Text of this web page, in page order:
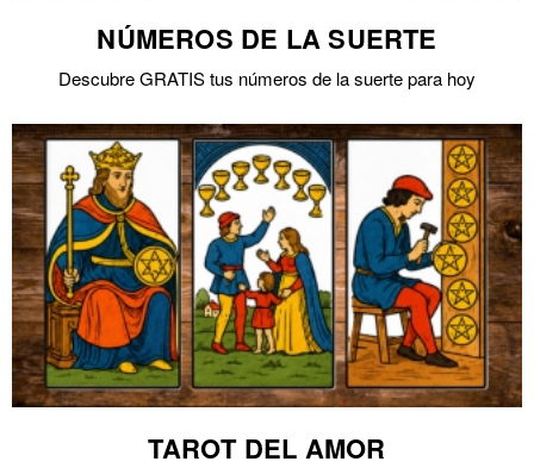
NÚMEROS DE LA SUERTE
Descubre GRATIS tus números de la suerte para hoy
TAROT DEL AMOR